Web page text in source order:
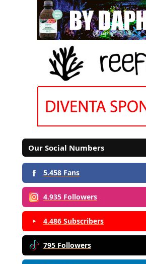
Our Social Numbers
5.458 Fans
4.935 Followers
4.486 Subscribers
795 Followers